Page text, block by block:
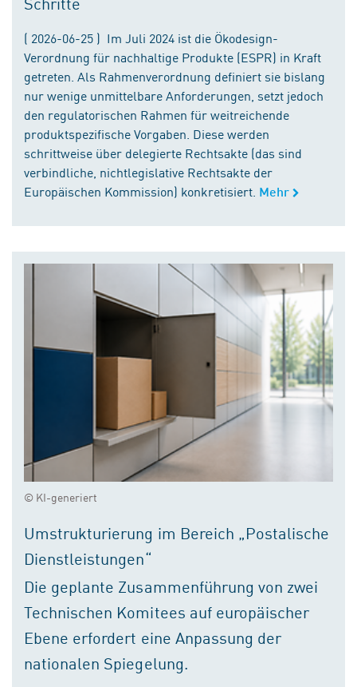
( 2026-06-25 ) Im Juli 2024 ist die Ökodesign-
Verordnung für nachhaltige Produkte (ESPR) in Kraft
getreten. Als Rahmenverordnung definiert sie bislang
nur wenige unmittelbare Anforderungen, setzt jedoch
den regulatorischen Rahmen für weitreichende
produktspezifische Vorgaben. Diese werden
schrittweise über delegierte Rechtsakte (das sind
verbindliche, nichtlegislative Rechtsakte der
Europäischen Kommission) konkretisiert. Mehr
© KI-generiert
Umstrukturierung im Bereich „Postalische
Dienstleistungen“
Die geplante Zusammenführung von zwei
Technischen Komitees auf europäischer
Ebene erfordert eine Anpassung der
nationalen Spiegelung.